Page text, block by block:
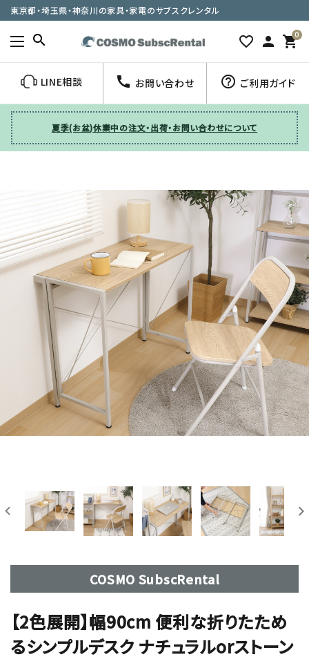
東京都・埼玉県・神奈川の家具・家電のサブスクレンタル
search favorite_border person 0
shopping_cart
LINE相談 call お問い合わせ help_outline ご利用ガイド
夏季(お盆)休業中の注文・出荷・お問い合わせについて
COSMO SubscRental
【2色展開】幅90cm 便利な折りたため
るシンプルデスク ナチュラルorストーン